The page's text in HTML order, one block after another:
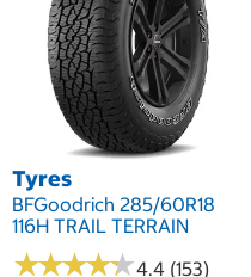
Tyres
BFGoodrich 285/60R18
116H TRAIL TERRAIN
★★★★★
★★★★★4.4 (153)